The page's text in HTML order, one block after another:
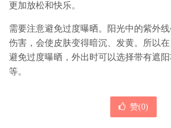
更加放松和快乐。
需要注意避免过度曝晒。阳光中的紫外
伤害，会使皮肤变得暗沉、发黄。所以
避免过度曝晒，外出时可以选择带有遮
等。
赞(0)